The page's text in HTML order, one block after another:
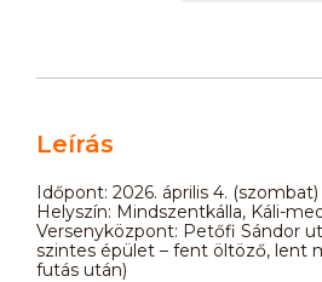
Leírás
Időpont: 2026. április 4. (szombat)
Helyszín: Mindszentkálla, Káli-
Versenyközpont: Petőfi Sándor
szintes épület – fent öltöző, lent
futás után)